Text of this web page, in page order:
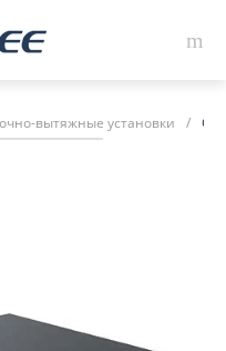
вытяжные установки /